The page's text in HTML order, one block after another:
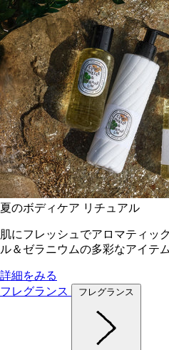
夏のボディケア リチュアル
肌にフレッシュでアロマティッ
ル＆ゼラニウムの多彩なアイテム
詳細をみる
フレグランス
フレグランス